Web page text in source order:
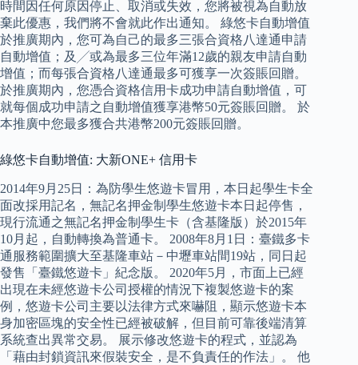
時間因任何原因停止、取消或失效，您將被視為自動放
棄此優惠，我們將不會就此作出通知。 綠悠卡自動增值
於推廣期內，您可為自己的最多三張合資格八達通申請
自動增值；及╱或為最多三位年滿12歲的親友申請自動
增值；而每張合資格八達通最多可獲享一次簽賬回贈。
於推廣期內，您憑合資格信用卡成功申請自動增值，可
就每個成功申請之自動增值獲享港幣50元簽賬回贈。 於
本推廣中您最多獲合共港幣200元簽賬回贈。
綠悠卡自動增值: 大新ONE+ 信用卡
2014年9月25日：為防學生悠遊卡冒用，本日起學生卡全
面改採用記名，無記名押金制學生悠遊卡本日起停售，
現行流通之無記名押金制學生卡（含基隆版）於2015年
10月起，自動轉換為普通卡。 2008年8月1日：臺鐵多卡
通服務範圍擴大至基隆車站－中壢車站間19站，同日起
發售「臺鐵悠遊卡」紀念版。 2020年5月，市面上已經
出現在未經悠遊卡公司授權的情況下複製悠遊卡的案
例，悠遊卡公司主要以法律方式來嚇阻，顯示悠遊卡本
身加密區塊的安全性已經被破解，但目前可靠後端清算
系統查出異常交易。 展示修改悠遊卡的程式，並認為
「藉由封鎖資訊來假裝安全，是不負責任的作法」。 他